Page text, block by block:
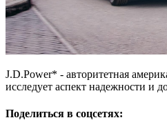
J.D.Power* - авторитетная
исследует аспект надежности и
Поделиться в соцсетях: